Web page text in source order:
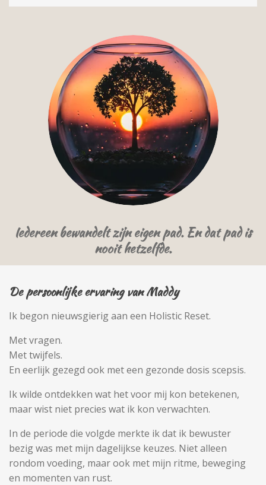
Iedereen bewandelt zijn eigen pad. En dat pad is
nooit hetzelfde.
De persoonlijke ervaring van Maddy
Ik begon nieuwsgierig aan een Holistic Reset.
Met vragen.
Met twijfels.
En eerlijk gezegd ook met een gezonde dosis scepsis.
Ik wilde ontdekken wat het voor mij kon betekenen,
maar wist niet precies wat ik kon verwachten.
In de periode die volgde merkte ik dat ik bewuster
bezig was met mijn dagelijkse keuzes. Niet alleen
rondom voeding, maar ook met mijn ritme, beweging
en momenten van rust.